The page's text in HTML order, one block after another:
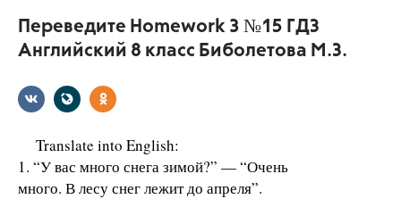
Переведите Homework 3 №15 ГДЗ
Английский 8 класс Биболетова М.З.
Translate into English:
1. “У вас много снега зимой?” — “Очень
много. В лесу снег лежит до апреля”.